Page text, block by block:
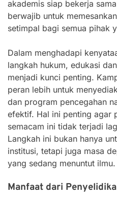
akademis siap bekerja
berwajib untuk
setimpal bagi semua pihak
Dalam menghadapi
langkah hukum, edukasi
menjadi kunci penting.
peran lebih untuk
dan program pencegahan
efektif. Hal ini penting agar
semacam ini tidak terjadi
Langkah ini bukan hanya
institusi, tetapi juga masa
yang sedang menuntut ilmu.
Manfaat dari